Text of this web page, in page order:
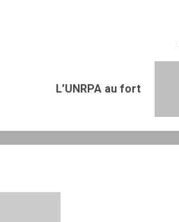
L’UNRPA au fort